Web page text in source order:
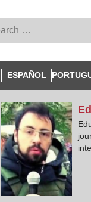
ESPAÑOL